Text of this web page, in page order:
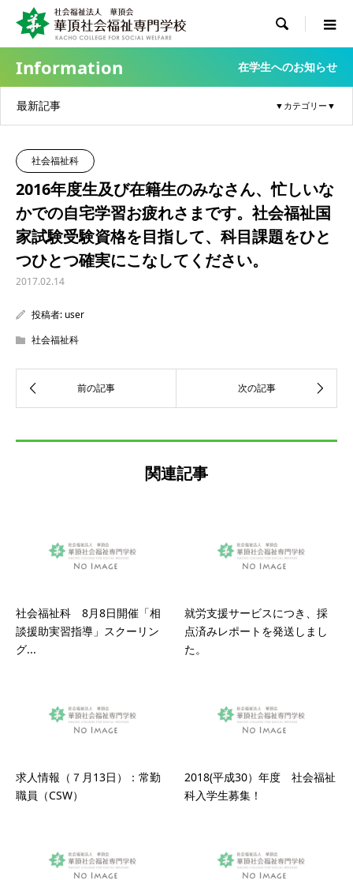

Information 在学生へのお知らせ
最新記事
社会福祉科
2016年度生及び在籍生のみなさん、忙しいな
かでの自宅学習お疲れさまです。社会福祉国
家試験受験資格を目指して、科目課題をひと
つひとつ確実にこなしてください。
2017.02.14
投稿者: user
社会福祉科
関連記事
社会福祉科 8月8日開催「相
談援助実習指導」スクーリン
グ...
就労支援サービスにつき、採
点済みレポートを発送しまし
た。
求人情報（７月13日）：常勤
職員（CSW）
2018(平成30）年度 社会福祉
科入学生募集！